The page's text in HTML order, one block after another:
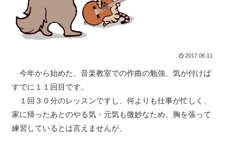
2017.06.11
今年から始めた、音楽教室での作曲の勉強、気が付けば
すでに１１回目です。
１回３０分のレッスンですし、何よりも仕事が忙しく、
家に帰ったあとのやる気・元気も微妙なため、胸を張って
練習しているとは言えませんが、